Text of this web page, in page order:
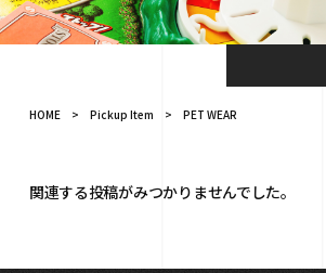
HOME > Pickup Item > PET WEAR
関連する投稿がみつかりませんでした。